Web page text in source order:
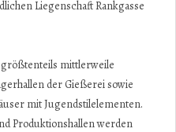
Liegenschaft Rankgasse
mittlerweile
der Gießerei sowie
mit Jugendstilelementen.
Produktionshallen werden